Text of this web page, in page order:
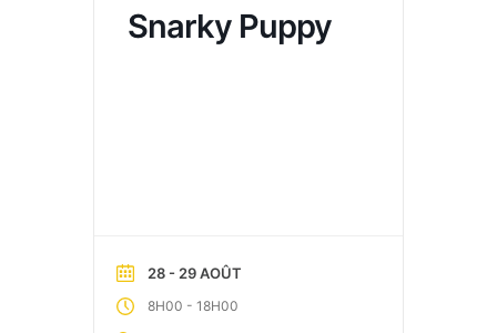
Snarky Puppy
28 - 29 AOÛT
8H00 - 18H00